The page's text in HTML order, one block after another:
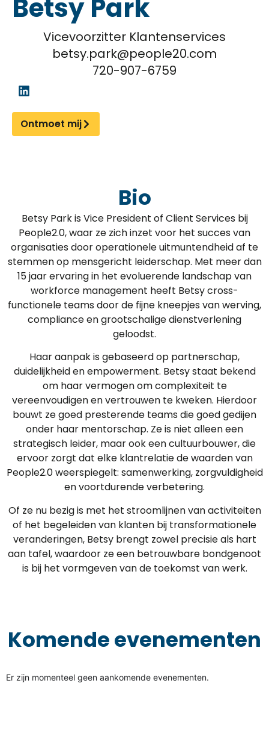
Betsy Park
Vicevoorzitter Klantenservices
betsy.park@people20.com
720-907-6759
Ontmoet mij
Bio
Betsy Park is Vice President of Client Services bij
People2.0, waar ze zich inzet voor het succes van
organisaties door operationele uitmuntendheid af te
stemmen op mensgericht leiderschap. Met meer dan
15 jaar ervaring in het evoluerende landschap van
workforce management heeft Betsy cross-
functionele teams door de fijne kneepjes van werving,
compliance en grootschalige dienstverlening
geloodst.
Haar aanpak is gebaseerd op partnerschap,
duidelijkheid en empowerment. Betsy staat bekend
om haar vermogen om complexiteit te
vereenvoudigen en vertrouwen te kweken. Hierdoor
bouwt ze goed presterende teams die goed gedijen
onder haar mentorschap. Ze is niet alleen een
strategisch leider, maar ook een cultuurbouwer, die
ervoor zorgt dat elke klantrelatie de waarden van
People2.0 weerspiegelt: samenwerking, zorgvuldigheid
en voortdurende verbetering.
Of ze nu bezig is met het stroomlijnen van activiteiten
of het begeleiden van klanten bij transformationele
veranderingen, Betsy brengt zowel precisie als hart
aan tafel, waardoor ze een betrouwbare bondgenoot
is bij het vormgeven van de toekomst van werk.
Komende evenementen
Er zijn momenteel geen aankomende evenementen.